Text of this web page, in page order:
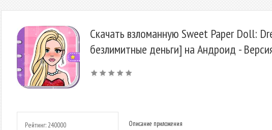
Скачать взломанную Sweet Paper Doll:
безлимитные деньги] на Андроид -
Рейтинг: 240000
Описание приложения